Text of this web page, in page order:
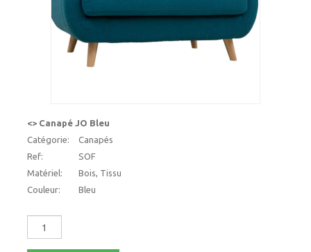
<> Canapé JO Bleu
Catégorie:
Canapés
Ref:
SOF
Matériel:
Bois, Tissu
Couleur:
Bleu